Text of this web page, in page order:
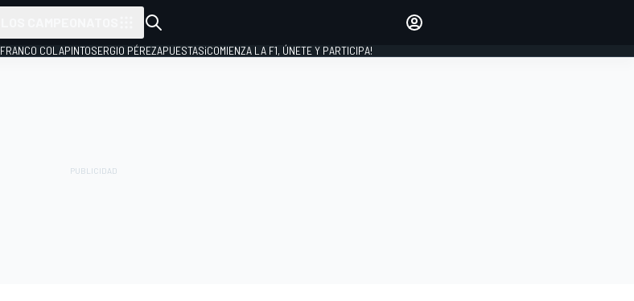
INICIAR SESIÓN
FRANCO COLAPINTOSERGIO PÉREZAPUESTAS¡COMIENZA LA F1, ÚNETE Y PARTICIPA!